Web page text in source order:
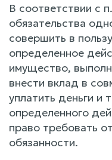
В соответствии с
обязательства
совершить в
определенное
имущество,
внести вклад в
уплатить деньги и
определенного
право требовать
обязанности.